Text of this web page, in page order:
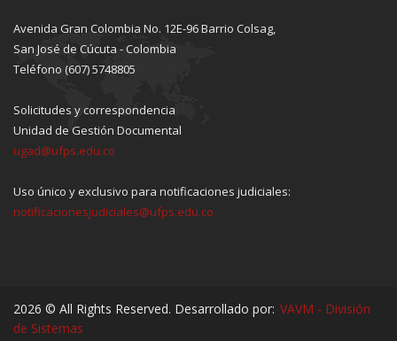
Avenida Gran Colombia No. 12E-96 Barrio Colsag,
San José de Cúcuta - Colombia
Teléfono (607) 5748805
Solicitudes y correspondencia
Unidad de Gestión Documental
ugad@ufps.edu.co
Uso único y exclusivo para notificaciones judiciales:
notificacionesjudiciales@ufps.edu.co
2026 © All Rights Reserved. Desarrollado por: VAVM - División
de Sistemas